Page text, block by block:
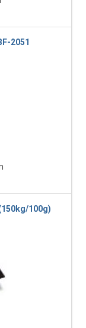
2051
100g)